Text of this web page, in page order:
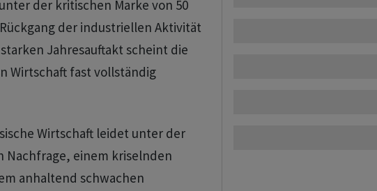
der kritischen Marke von 50
der industriellen Aktivität
Jahresauftakt scheint die
Wirtschaft fast vollständig
Wirtschaft leidet unter der
Nachfrage, einem kriselnden
anhaltend schwachen